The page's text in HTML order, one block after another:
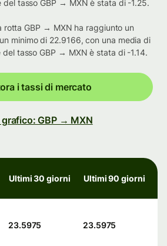
tasso GBP → MXN è stata di -1.25.
rotta GBP → MXN ha raggiunto un
minimo di 22.9166, con una media di
tasso GBP → MXN è stata di -1.14.
i tassi di mercato
grafico: GBP → MXN
Ultimi 30 giorni Ultimi 90 giorni
23.5975 23.5975